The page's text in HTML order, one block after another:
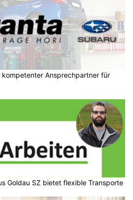
kompetenter Ansprechpartner für
Goldau SZ bietet flexible Transporte